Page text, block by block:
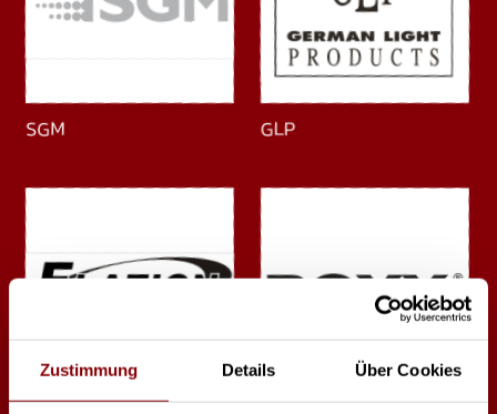
Zustimmung Details Über Cookies
SGM GLP